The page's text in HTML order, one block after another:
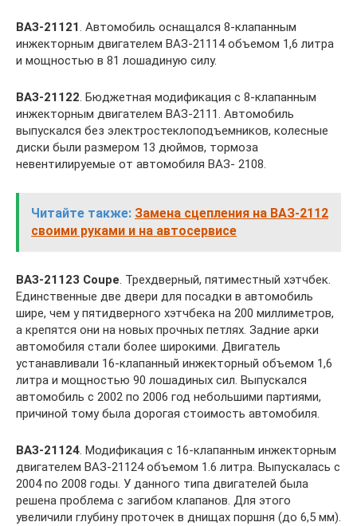
ВАЗ-21121. Автомобиль оснащался 8-клапанным
инжекторным двигателем ВАЗ-21114 объемом 1,6 литра
и мощностью в 81 лошадиную силу.
ВАЗ-21122. Бюджетная модификация с 8-клапанным
инжекторным двигателем ВАЗ-2111. Автомобиль
выпускался без электростеклоподъемников, колесные
диски были размером 13 дюймов, тормоза
невентилируемые от автомобиля ВАЗ- 2108.
Читайте также: Замена сцепления на ВАЗ-2112
своими руками и на автосервисе
ВАЗ-21123 Coupe. Трехдверный, пятиместный хэтчбек.
Единственные две двери для посадки в автомобиль
шире, чем у пятидверного хэтчбека на 200 миллиметров,
а крепятся они на новых прочных петлях. Задние арки
автомобиля стали более широкими. Двигатель
устанавливали 16-клапанный инжекторный объемом 1,6
литра и мощностью 90 лошадиных сил. Выпускался
автомобиль с 2002 по 2006 год небольшими партиями,
причиной тому была дорогая стоимость автомобиля.
ВАЗ-21124. Модификация с 16-клапанным инжекторным
двигателем ВАЗ-21124 объемом 1.6 литра. Выпускалась с
2004 по 2008 годы. У данного типа двигателей была
решена проблема с загибом клапанов. Для этого
увеличили глубину проточек в днищах поршня (до 6,5 мм).